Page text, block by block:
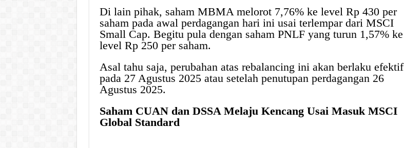
Di lain pihak, saham MBMA melorot 7,76% ke level Rp 430 per
saham pada awal perdagangan hari ini usai terlempar dari MSCI
Small Cap. Begitu pula dengan saham PNLF yang turun 1,57% ke
level Rp 250 per saham.
Asal tahu saja, perubahan atas rebalancing ini akan berlaku efektif
pada 27 Agustus 2025 atau setelah penutupan perdagangan 26
Agustus 2025.
Saham CUAN dan DSSA Melaju Kencang Usai Masuk MSCI
Global Standard